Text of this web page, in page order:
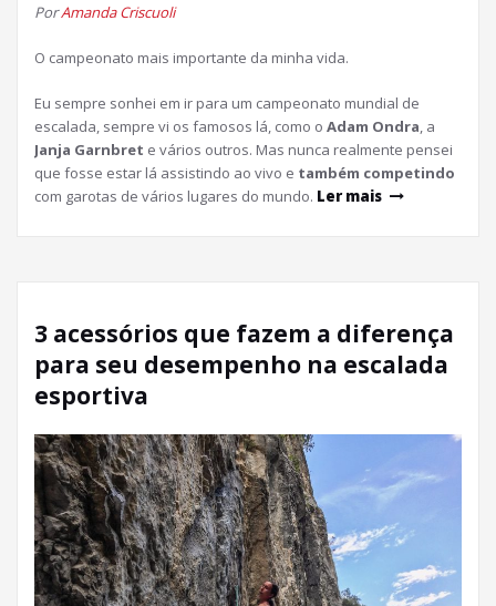
PorAmanda Criscuoli
O campeonato mais importante da minha vida.
Eu sempre sonhei em ir para um campeonato mundial de
escalada, sempre vi os famosos lá, como o Adam Ondra, a
Janja Garnbret e vários outros. Mas nunca realmente pensei
que fosse estar lá assistindo ao vivo e também competindo
com garotas de vários lugares do mundo. Ler mais
3 acessórios que fazem a diferença
para seu desempenho na escalada
esportiva